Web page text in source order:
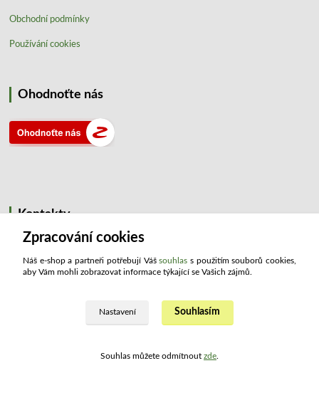
Obchodní podmínky
Používání cookies
Ohodnoťte nás
Kontakty
ATLAS drogerie ®
+420 321 734 109
Zpracování cookies
Náš e-shop a partneři potřebují Vášsouhlas s použitím souborů cookies,
aby Vám mohli zobrazovat informace týkající se Vašich zájmů.
Nastavení Souhlasím
Souhlas můžete odmítnout zde.